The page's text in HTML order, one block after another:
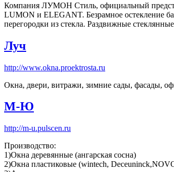
Компания ЛУМОН Стиль, официальный
LUMON и ELEGANT. Безрамное остекление
перегородки из стекла. Раздвижные
Луч
http://www.okna.proektrosta.ru
Окна, двери, витражи, зимние сады, фасады,
М-Ю
http://m-u.pulscen.ru
Производство:
1)Окна деревянные (ангарская сосна)
2)Окна пластиковые (wintech,